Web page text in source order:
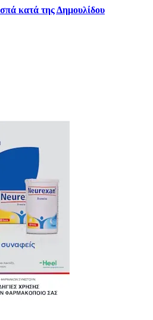
κατά της Δημουλίδου